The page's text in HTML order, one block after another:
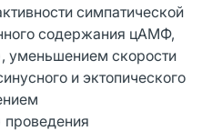
симпатической
содержания цАМФ,
уменьшением скорости
и эктопического
проведения